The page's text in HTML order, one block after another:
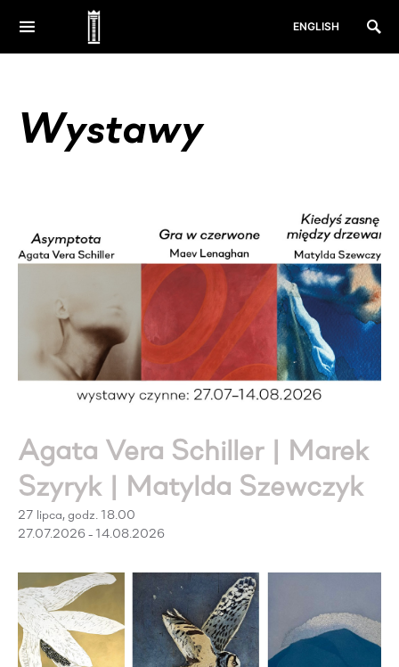
ENGLISH
Wystawy
Agata Vera Schiller | Marek
Szyryk | Matylda Szewczyk
27 lipca, godz. 18.00
27.07.2026 - 14.08.2026